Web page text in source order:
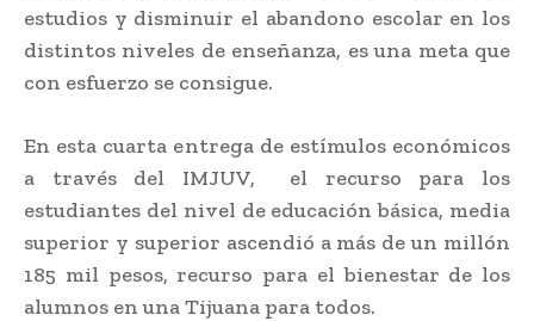
estudios y disminuir el abandono escolar en los
distintos niveles de enseñanza, es una meta que
con esfuerzo se consigue.
En esta cuarta entrega de estímulos económicos
a través del IMJUV, el recurso para los
estudiantes del nivel de educación básica, media
superior y superior ascendió a más de un millón
185 mil pesos, recurso para el bienestar de los
alumnos en una Tijuana para todos.